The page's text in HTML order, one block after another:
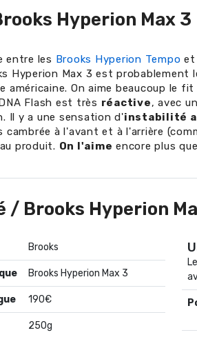
Hyperion Max 3
entre les Brooks Hyperion Tempo et
Hyperion Max 3 est probablement
américaine. On aime beaucoup le
Flash est très réactive, avec
Il y a une sensation d'instabilité
cambrée à l'avant et à l'arrière
produit. On l'aime encore plus
/ Brooks Hyperion
Brooks
Brooks Hyperion Max 3
190€
250g